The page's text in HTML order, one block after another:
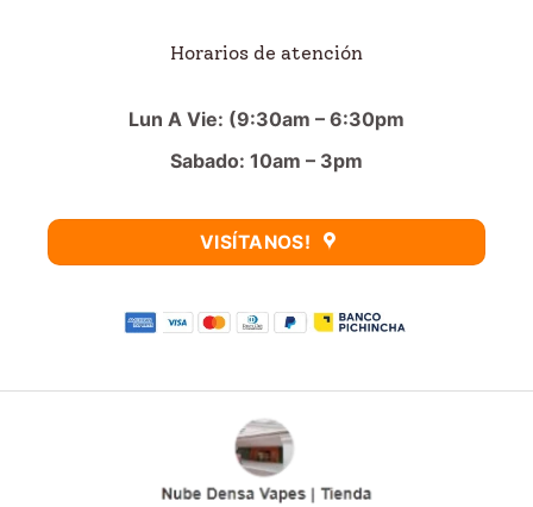
Horarios de atención
Lun A Vie: (9:30am – 6:30pm
Sabado: 10am – 3pm
VISÍTANOS!